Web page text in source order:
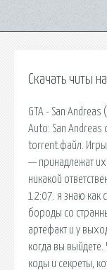
Скачать читы
GTA - San
Auto: San Andreas
torrent.файл.
— принадлежат их
никакой
12:07. я знаю как
бороды со
артефакт и у
когда вы выйдете.
коды и секреты,